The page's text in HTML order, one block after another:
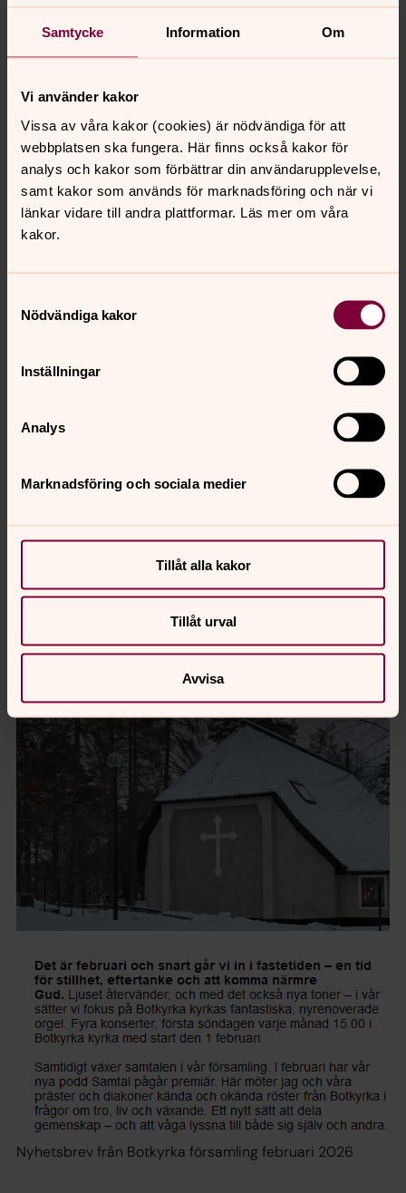
Samtycke Information Om
Vi använder kakor
Vissa av våra kakor (cookies) är nödvändiga för att
webbplatsen ska fungera. Här finns också kakor för
analys och kakor som förbättrar din användarupplevelse,
samt kakor som används för marknadsföring och när vi
länkar vidare till andra plattformar. Läs mer om våra
kakor.
Nödvändiga kakor
Inställningar
Analys
Marknadsföring och sociala medier
Tillåt alla kakor
Tillåt urval
Avvisa
februari 2026
Publicerad 25 januari 2026
Nyhetsbrev från Botkyrka församling februari 2026